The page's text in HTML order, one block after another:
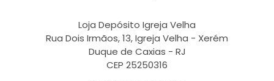
Loja Depósito Igreja Velha
Rua Dois Irmãos, 13, Igreja Velha - Xerém
Duque de Caxias - RJ
CEP 25250316